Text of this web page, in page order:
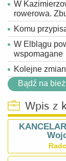
W
rowerowa.
Komu
W Elblągu
wspomagane
Kolejne
Bądź na
Wpis z